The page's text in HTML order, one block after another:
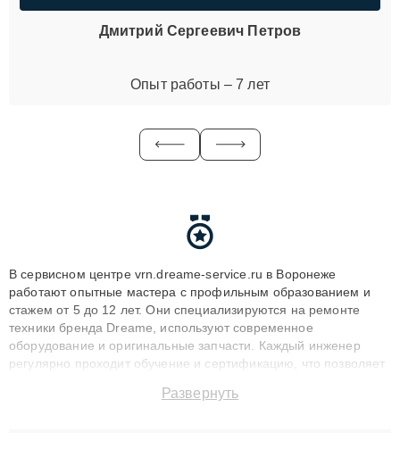
Дмитрий Сергеевич Петров
Опыт работы – 7 лет
В сервисном центре vrn.dreame-service.ru в Воронеже
работают опытные мастера с профильным образованием и
стажем от 5 до 12 лет. Они специализируются на ремонте
техники бренда Dreame, используют современное
оборудование и оригинальные запчасти. Каждый инженер
регулярно проходит обучение и сертификацию, что позволяет
технику с сохранением гарантии до 3 лет. Наши мастера
Развернуть